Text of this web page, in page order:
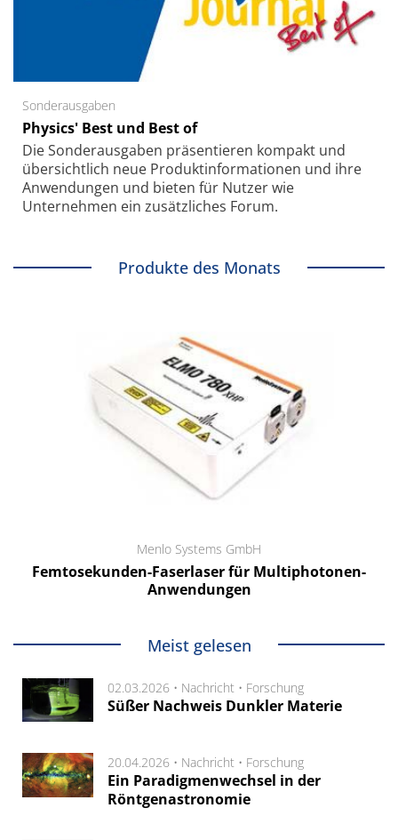
Sonderausgaben
Physics' Best und Best of
Die Sonder­ausgaben präsentieren kompakt und
übersichtlich neue Produkt­informationen und ihre
Anwendungen und bieten für Nutzer wie
Unternehmen ein zusätzliches Forum.
Produkte des Monats
Menlo Systems GmbH
Femtosekunden-Faserlaser für Multiphotonen-
Anwendungen
Meist gelesen
02.03.2026 • Nachricht • Forschung
Süßer Nachweis Dunkler Materie
20.04.2026 • Nachricht • Forschung
Ein Paradigmenwechsel in der
Röntgenastronomie